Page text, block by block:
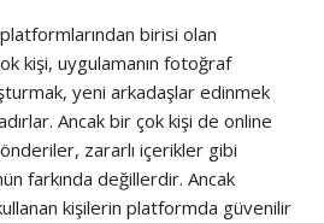
birisi olan
kişi, uygulamanın fotoğraf
yeni arkadaşlar edinmek
Ancak bir çok kişi de online
zararlı içerikler gibi
farkında değillerdir. Ancak
kişilerin platformda güvenilir